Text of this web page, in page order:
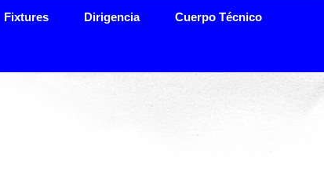
Fixtures Dirigencia Cuerpo Técnico